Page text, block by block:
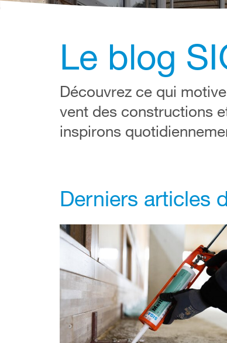
Le blog
Découvrez ce qui
vent des constructions
inspirons
Derniers articles